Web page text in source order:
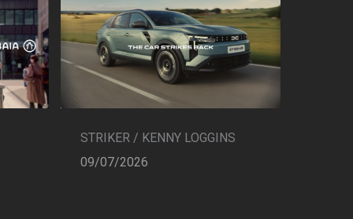
STRIKER / KENNY LOGGINS
09/07/2026